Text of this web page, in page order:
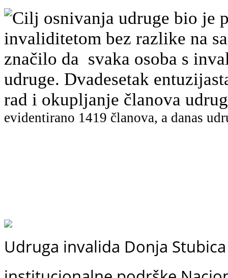
Cilj osnivanja udruge bio je
invaliditetom bez razlike na
značilo da svaka osoba s
udruge. Dvadesetak
rad i okupljanje članova
evidentirano 1419 članova, a danas
Udruga invalida Donja